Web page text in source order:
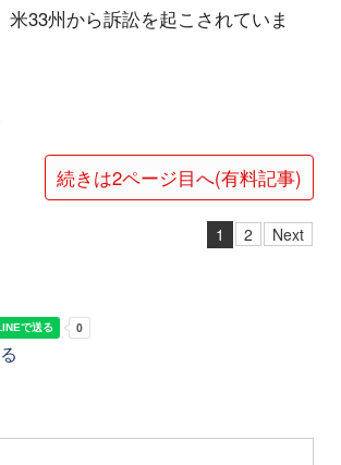
米33州から訴訟を起こされていま
続きは2ページ目へ(有料記事)
1 2 Next